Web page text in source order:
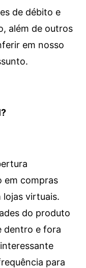
de débito e
além de outros
em nosso
em compras
lojas virtuais.
do produto
dentro e fora
para